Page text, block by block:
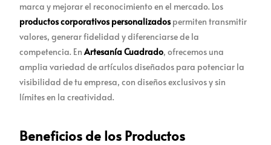
marca y mejorar el reconocimiento en el mercado. Los
productos corporativos personalizadospermiten transmitir
valores, generar fidelidad y diferenciarse de la
competencia. EnArtesanía Cuadrado, ofrecemos una
amplia variedad de artículos diseñados para potenciar la
visibilidad de tu empresa, con diseños exclusivos y sin
límites en la creatividad.
Beneficios de los Productos